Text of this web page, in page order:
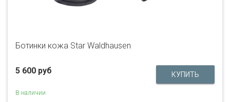
Ботинки кожа Star Waldhausen
5 600 руб
В наличии